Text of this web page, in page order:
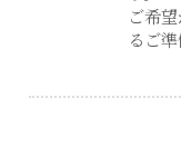
ご希
るご